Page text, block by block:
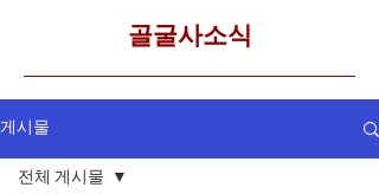
​골굴사소식
게시물
전체 게시물